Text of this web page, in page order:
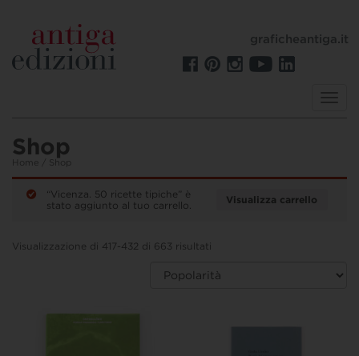
graficheantiga.it
Shop
Home / Shop
Visualizza carrello
“Vicenza. 50 ricette tipiche” è
stato aggiunto al tuo carrello.
Visualizzazione di 417-432 di 663 risultati